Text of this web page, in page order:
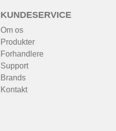
KUNDESERVICE
Om os
Produkter
Forhandlere
Support
Brands
Kontakt